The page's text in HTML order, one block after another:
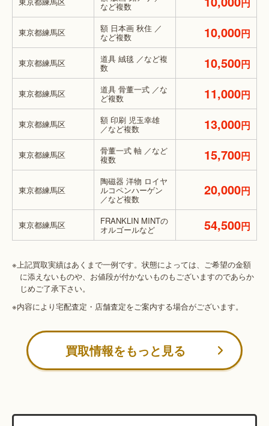
など複数 円
東京都練馬区 額 日本画 秋住 ／
など複数 10,000円
東京都練馬区 道具 絨毯 ／など複
数 10,500円
東京都練馬区 道具 骨董一式 ／な
ど複数 11,000円
東京都練馬区 額 印刷 児玉幸雄
／など複数 13,000円
東京都練馬区 骨董一式 軸 ／など
複数 15,700円
東京都練馬区
陶磁器 洋物 ロイヤ
ルコペンハーゲン
／など複数
20,000円
東京都練馬区 FRANKLIN MINTの
オルゴールなど 54,500円
※上記買取実績はあくまで一例です。状態によっては、ご希望の金額
に添えないものや、お値段が付かないものもございますのであらか
じめご了承下さい。
※内容により宅配査定・店舗査定をご案内する場合がございます。
買取情報をもっと見る